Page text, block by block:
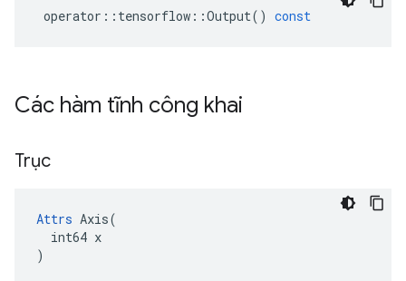
operator :: tensorflow ::Output() const
Các hàm tĩnh công khai
Trục
Attrs Axis(
  int64 x
)